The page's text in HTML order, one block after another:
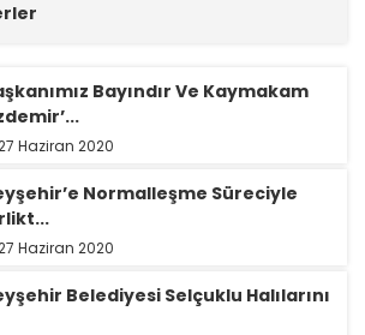
Bayındır Ve Kaymakam
Haziran 2020
Normalleşme Süreciyle
Haziran 2020
Belediyesi Selçuklu Halılarını